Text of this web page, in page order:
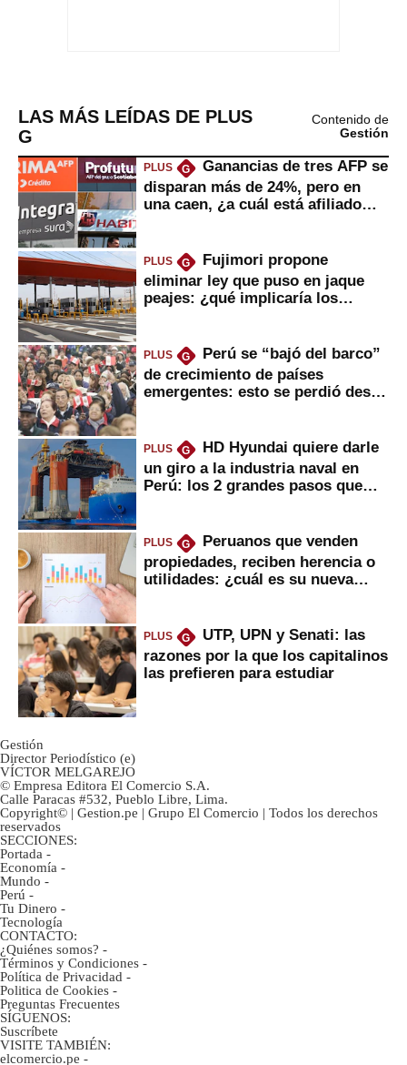
LAS MÁS LEÍDAS DE PLUS
G
Contenido de
Gestión
PLUS G
Ganancias de tres AFP se
disparan más de 24%, pero en
una caen, ¿a cuál está afiliado
PLUS G
Fujimori propone
eliminar ley que puso en jaque
peajes: ¿qué implicaría los
PLUS G
Perú se “bajó del barco”
de crecimiento de países
emergentes: esto se perdió desde
PLUS G
HD Hyundai quiere darle
un giro a la industria naval en
Perú: los 2 grandes pasos que
PLUS G
Peruanos que venden
propiedades, reciben herencia o
utilidades: ¿cuál es su nueva
PLUS G
UTP, UPN y Senati: las
razones por la que los capitalinos
las prefieren para estudiar
Gestión
Director Periodístico (e)
VÍCTOR MELGAREJO
© Empresa Editora El Comercio S.A.
Calle Paracas #532, Pueblo Libre, Lima.
Copyright© | Gestion.pe | Grupo El Comercio | Todos los derechos
reservados
SECCIONES:
Portada -
Economía -
Mundo -
Perú -
Tu Dinero -
Tecnología
CONTACTO:
¿Quiénes somos? -
Términos y Condiciones -
Política de Privacidad -
Politica de Cookies -
Preguntas Frecuentes
SÍGUENOS:
Suscríbete
VISITE TAMBIÉN:
elcomercio.pe -